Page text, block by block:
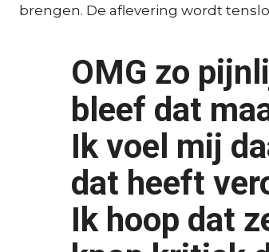
brengen. De aflevering wordt
OMG zo
bleef dat
Ik voel mij
dat heeft
Ik hoop dat